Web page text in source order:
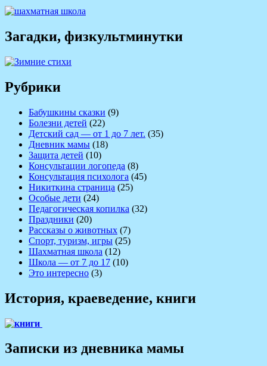
Загадки, физкультминутки
Рубрики
Бабушкины сказки (9)
Болезни детей (22)
Детский сад — от 1 до 7 лет. (35)
Дневник мамы (18)
Защита детей (10)
Консультации логопеда (8)
Консультация психолога (45)
Никиткина страница (25)
Особые дети (24)
Педагогическая копилка (32)
Праздники (20)
Рассказы о животных (7)
Спорт, туризм, игры (25)
Шахматная школа (12)
Школа — от 7 до 17 (10)
Это интересно (3)
История, краеведение, книги
Записки из дневника мамы